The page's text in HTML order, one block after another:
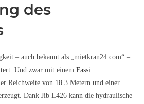
des
– auch bekannt als „mietkran24.com“ –
Und zwar mit einemFassi
Reichweite von 18.3 Metern und einer
Dank Jib L426 kann die hydraulische